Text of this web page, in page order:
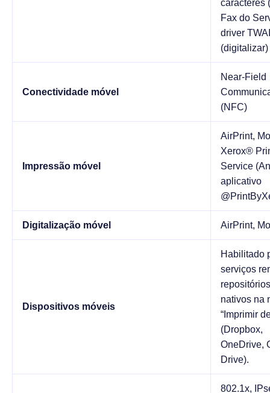
caracteres
Fax do
driver
(digitalizar)
Conectividade móvel
Near-Field
(NFC)
Impressão móvel
AirPrint,
Xerox®
Service
aplicativo
Digitalização móvel AirPrint,
Dispositivos móveis
Habilitado
serviços
repositórios
nativos na
“Imprimir
(Dropbox,
OneDrive,
Drive).
802.1x,